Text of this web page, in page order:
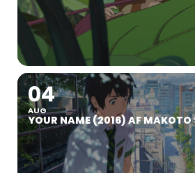
04
AUG
YOUR NAME (2016) AF